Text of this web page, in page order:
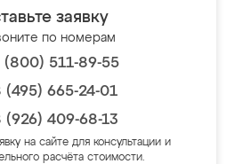
заявку
по номерам
(800) 511-89-55
(495) 665-24-01
(926) 409-68-13
на сайте для консультации и
расчёта стоимости.